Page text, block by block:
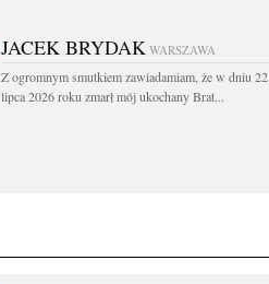
JACEK BRYDAK WARSZAWA
Z ogromnym smutkiem zawiadamiam, że w dniu 22
lipca 2026 roku zmarł mój ukochany Brat...